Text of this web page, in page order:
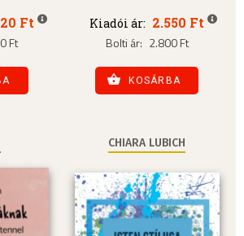
Ft
Ft
Kiadói ár: 2.550 Ft
Bolti ár: 2.800 Ft
KOSÁRBA
CHIARA LUBICH